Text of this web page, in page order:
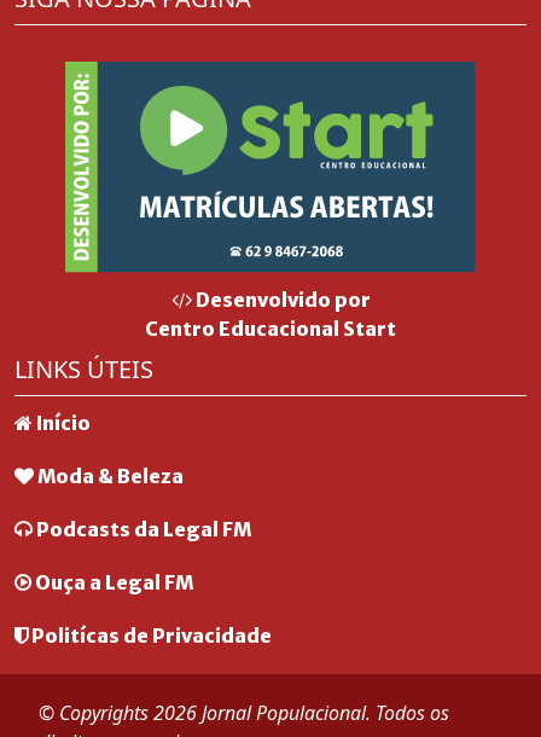
Desenvolvido por
Centro Educacional Start
LINKS ÚTEIS
Início
Moda & Beleza
Podcasts da Legal FM
Ouça a Legal FM
Politícas de Privacidade
© Copyrights 2026 Jornal Populacional. Todos os